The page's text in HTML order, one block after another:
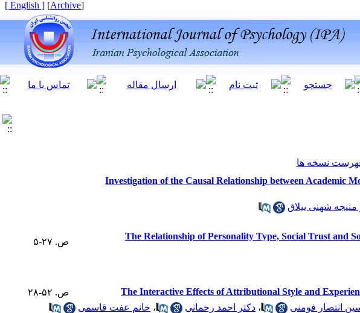
[
Archive
]
[ English ]
نسخه ها
Investigation of the Causal Relationship between Academic
منیجه شهنی ییلاق
The Relationship of Personality Type, Social Trust and
ص. ۲۷-۵
The Interactive Effects of Attributional Style and
ص. ۵۲-۲۸
انتصار فومنی ، دکتر احمد رحمانی ، خانم عفت قاسمی